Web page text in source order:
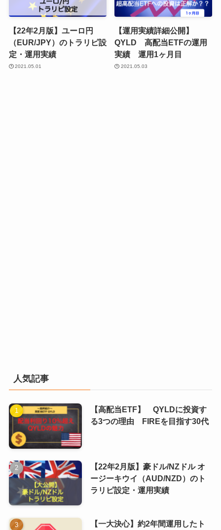
【22年2月版】ユーロ円
（EUR/JPY）のトラリピ設
定・運用実績
2021.05.01
【運用実績詳細公開】
QYLD 高配当ETFの運用
実績 運用1ヶ月目
2021.05.03
人気記事
【高配当ETF】 QYLDに投資す
る3つの理由 FIREを目指す30代
【22年2月版】豪ドル/NZドル オ
ージーキウイ（AUD/NZD）のト
ラリピ設定・運用実績
【一大決心】約2年間運用したト